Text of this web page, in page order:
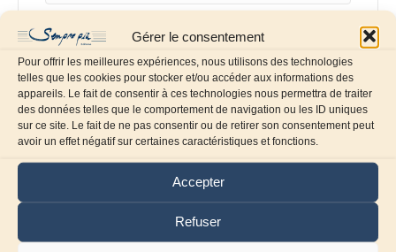
Gérer le consentement
Pour offrir les meilleures expériences, nous utilisons des technologies
telles que les cookies pour stocker et/ou accéder aux informations des
appareils. Le fait de consentir à ces technologies nous permettra de traiter
des données telles que le comportement de navigation ou les ID uniques
sur ce site. Le fait de ne pas consentir ou de retirer son consentement peut
avoir un effet négatif sur certaines caractéristiques et fonctions.
Accepter
Refuser
Enregistrer mon nom, mon e-mail et mon site dans
le navigateur pour mon prochain commentaire.